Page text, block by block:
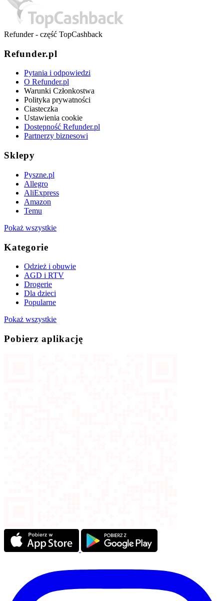
Refunder - część TopCashback
Refunder.pl
Pytania i odpowiedzi
O Refunder.pl
Warunki Członkostwa
Polityka prywatności
Ciasteczka
Ustawienia cookie
Dostępność Refunder.pl
Partnerzy biznesowi
Sklepy
Pyszne.pl
Allegro
AliExpress
Amazon
Temu
Pokaż wszystkie
Kategorie
Odzież i obuwie
AGD i RTV
Drogerie
Dla dzieci
Popularne
Pokaż wszystkie
Pobierz aplikację